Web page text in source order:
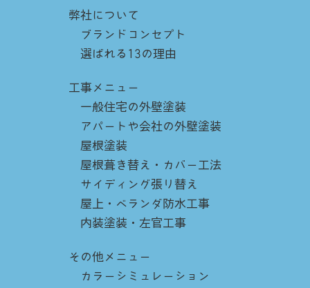
弊社について
ブランドコンセプト
選ばれる13の理由
工事メニュー
一般住宅の外壁塗装
アパートや会社の外壁塗装
屋根塗装
屋根葺き替え・カバー工法
サイディング張り替え
屋上・ベランダ防水工事
内装塗装・左官工事
その他メニュー
カラーシミュレーション